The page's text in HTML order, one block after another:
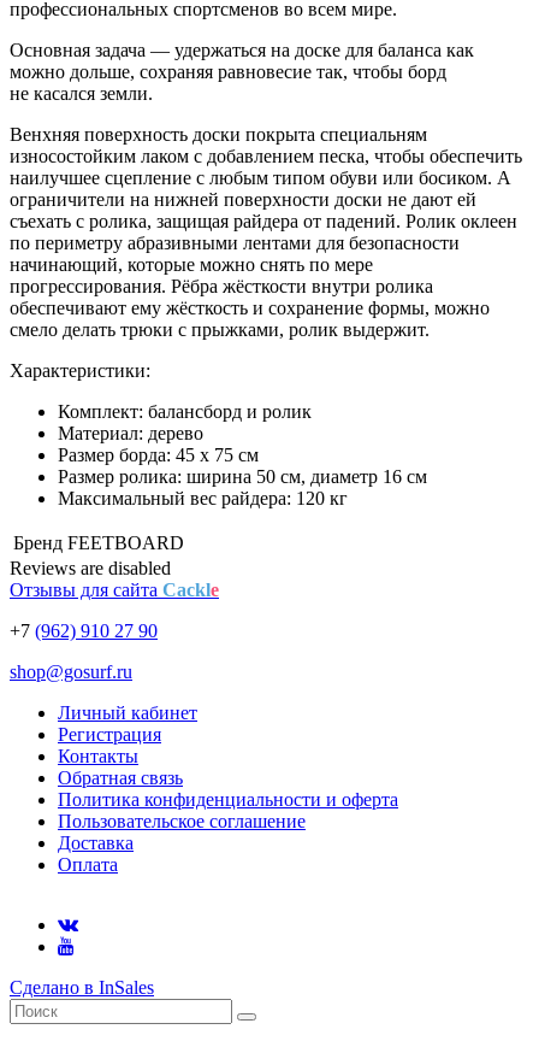
профессиональных спортсменов во всем мире.
Основная задача — удержаться на доске для баланса как
можно дольше, сохраняя равновесие так, чтобы борд
не касался земли.
Венхняя поверхность доски покрыта специальням
износостойким лаком с добавлением песка, чтобы обеспечить
наилучшее сцепление с любым типом обуви или босиком. А
ограничители на нижней поверхности доски не дают ей
съехать с ролика, защищая райдера от падений. Ролик оклеен
по периметру абразивными лентами для безопасности
начинающий, которые можно снять по мере
прогрессирования. Рёбра жёсткости внутри ролика
обеспечивают ему жёсткость и сохранение формы, можно
смело делать трюки с прыжками, ролик выдержит.
Характеристики:
Комплект: балансборд и ролик
Материал: дерево
Размер борда: 45 х 75 см
Размер ролика: ширина 50 см, диаметр 16 см
Максимальный вес райдера: 120 кг
Бренд FEETBOARD
Reviews are disabled
Отзывы для сайта Cackle
+7 (962) 910 27 90
shop@gosurf.ru
Личный кабинет
Регистрация
Контакты
Обратная связь
Политика конфиденциальности и оферта
Пользовательское соглашение
Доставка
Оплата
Сделано в InSales